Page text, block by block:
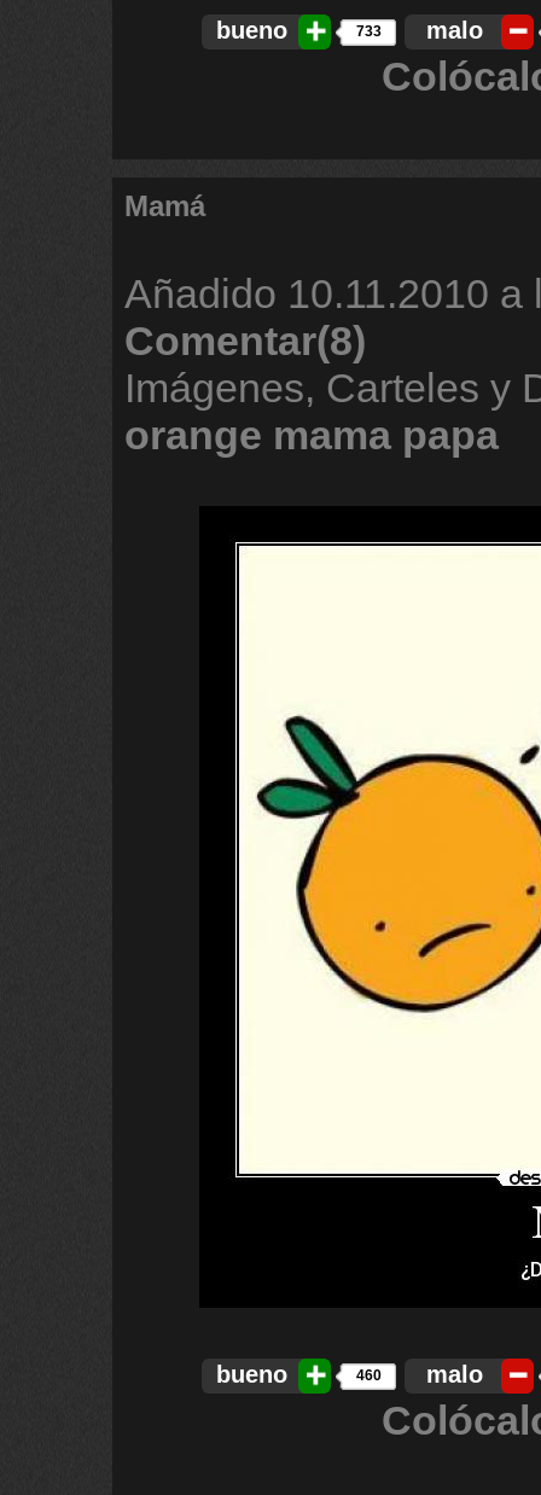
bueno 733 malo
Mamá
Añadido 10.11.2010 a
Comentar(8)
Imágenes, Carteles y
orange mama papa
bueno 460 malo